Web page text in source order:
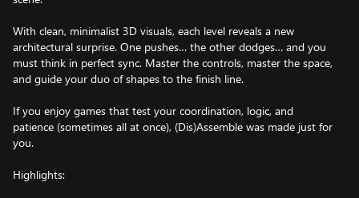
With clean, minimalist 3D visuals, each level reveals a new
architectural surprise. One pushes… the other dodges… and you
must think in perfect sync. Master the controls, master the space,
and guide your duo of shapes to the finish line.
If you enjoy games that test your coordination, logic, and
patience (sometimes all at once), (Dis)Assemble was made just for
you.
Highlights: